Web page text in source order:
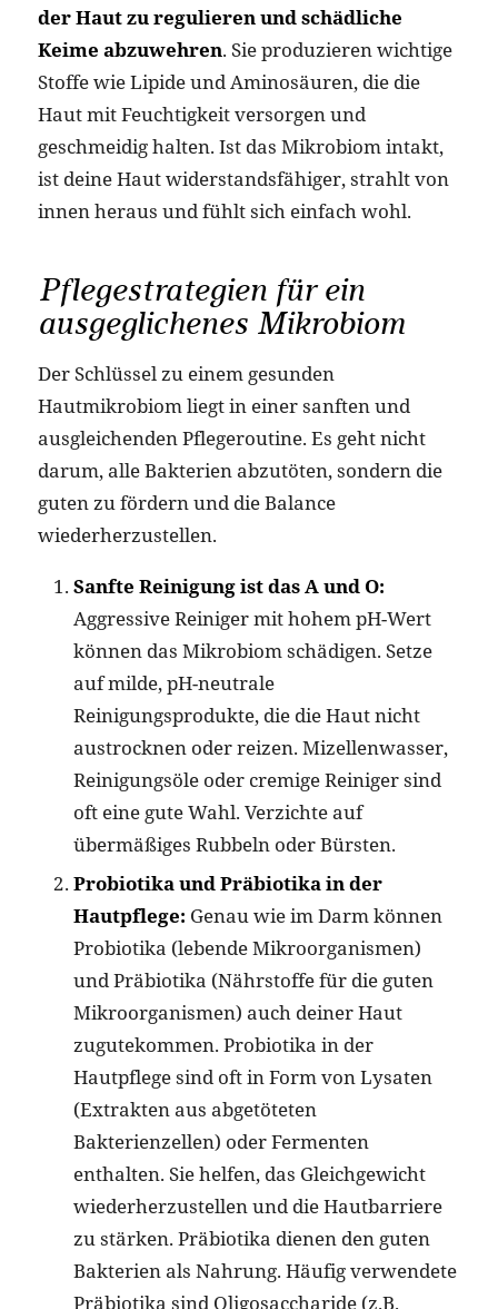
der Haut zu regulieren und schädliche
Keime abzuwehren. Sie produzieren wichtige
Stoffe wie Lipide und Aminosäuren, die die
Haut mit Feuchtigkeit versorgen und
geschmeidig halten. Ist das Mikrobiom intakt,
ist deine Haut widerstandsfähiger, strahlt von
innen heraus und fühlt sich einfach wohl.
Pflegestrategien für ein
ausgeglichenes Mikrobiom
Der Schlüssel zu einem gesunden
Hautmikrobiom liegt in einer sanften und
ausgleichenden Pflegeroutine. Es geht nicht
darum, alle Bakterien abzutöten, sondern die
guten zu fördern und die Balance
wiederherzustellen.
Sanfte Reinigung ist das A und O:
Aggressive Reiniger mit hohem pH-Wert
können das Mikrobiom schädigen. Setze
auf milde, pH-neutrale
Reinigungsprodukte, die die Haut nicht
austrocknen oder reizen. Mizellenwasser,
Reinigungsöle oder cremige Reiniger sind
oft eine gute Wahl. Verzichte auf
übermäßiges Rubbeln oder Bürsten.
Probiotika und Präbiotika in der
Hautpflege: Genau wie im Darm können
Probiotika (lebende Mikroorganismen)
und Präbiotika (Nährstoffe für die guten
Mikroorganismen) auch deiner Haut
zugutekommen. Probiotika in der
Hautpflege sind oft in Form von Lysaten
(Extrakten aus abgetöteten
Bakterienzellen) oder Fermenten
enthalten. Sie helfen, das Gleichgewicht
wiederherzustellen und die Hautbarriere
zu stärken. Präbiotika dienen den guten
Bakterien als Nahrung. Häufig verwendete
Präbiotika sind Oligosaccharide (z.B.